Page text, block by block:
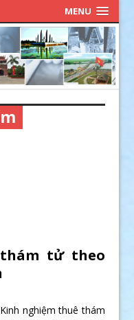
MENU
tử theo
nghiệm thuê thám